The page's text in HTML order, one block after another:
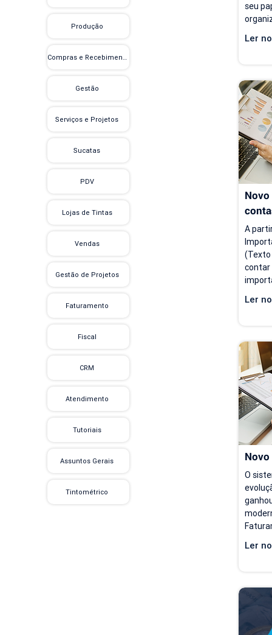
Produção
Compras e Recebimento
Gestão
Serviços e Projetos
Sucatas
PDV
Lojas de Tintas
Vendas
Gestão de Projetos
Faturamento
Fiscal
CRM
Atendimento
Tutoriais
Assuntos Gerais
Tintométrico
seu
e
antes
Ler
A
(Texto
contar
de
Ler
O
partir
ficam
se
seu
Hoje,
de
Ler